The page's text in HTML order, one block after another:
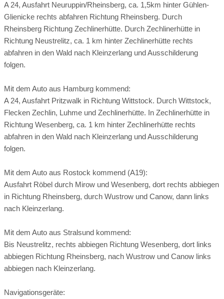
Unsere Behandlungszimmer befinden sich in einer
abgeschiedenen Zone als ein Ort der Ruhe und des
persönlichen Wohlbefindens. Professionelle
und klassische Behandlungen mit exklusiven Produkten.
Ihren sportlichen Ausgleich finden Sie in unserem komplett
ausgestatteten Fitness-Studio mit zahlreichen Geräten für
Öffnungszeiten der Erlebnis-Wasserwelt „Kaskaden“ mit
Donnerstag 9:00 bis 22:00 Uhr
Die Sauna ist ab 10:00 Uhr geöffnet.
Verpflegung: Frühstück
Suiten mit extra Kinderzimmer
Doppelzimmer mit Kinderbett
Einzelzimmer mit Kinderbett Familienbett
Doppelwaschbecken
Balkon Terrasse Zimmer mit Fernsicht
Kühlschrank Klimaanlage Zimmersafe
Haartrockner Bademantel Handtuchservice
Zimmerkategorien:
auf Schloss und Garten im Stil des frühen Klassizismus.
Rheinsberg ist das kulturelle Zentrum von Brandenburgs
Norden. Gerne unterstützen wir Sie beim Kauf von Tickets
für Veranstaltungen der Musikakademie, des Burgtheaters,
der Kammeroper und der Veranstaltungen im Ruppiner
Festspiel Land.
Umgebungsschwerpunkt: Fluss
Entfernung zum Strand: 2 km entfernt
Ortszentrum: 11 km entfernt
öffentliche Verkehrsmittel: nicht vorhanden
nicht vorhanden
Arzt: 11 km entfernt Apotheke: 11 km entfernt
Tennis: nicht möglich Golf: nicht möglich
Segeln: nicht möglich Surfen: nicht möglich
Sommerrodeln: nicht vorhanden
Minigolf: nicht vorhanden
A 24, Ausfahrt Neuruppin/Rheinsberg, ca. 1,5km hinter Gühlen-
Glienicke rechts abfahren Richtung Rheinsberg. Durch
Rheinsberg Richtung Zechlinerhütte. Durch Zechlinerhütte in
Richtung Neustrelitz, ca. 1 km hinter Zechlinerhütte rechts
abfahren in den Wald nach Kleinzerlang und Ausschilderung
folgen.
Mit dem Auto aus Hamburg kommend:
A 24, Ausfahrt Pritzwalk in Richtung Wittstock. Durch Wittstock,
Flecken Zechlin, Luhme und Zechlinerhütte. In Zechlinerhütte in
Richtung Wesenberg, ca. 1 km hinter Zechlinerhütte rechts
abfahren in den Wald nach Kleinzerlang und Ausschilderung
folgen.
Mit dem Auto aus Rostock kommend (A19):
Ausfahrt Röbel durch Mirow und Wesenberg, dort rechts abbiegen
in Richtung Rheinsberg, durch Wustrow und Canow, dann links
nach Kleinzerlang.
Mit dem Auto aus Stralsund kommend:
Bis Neustrelitz, rechts abbiegen Richtung Wesenberg, dort links
abbiegen Richtung Rheinsberg, nach Wustrow und Canow links
abbiegen nach Kleinzerlang.
Navigationsgeräte: